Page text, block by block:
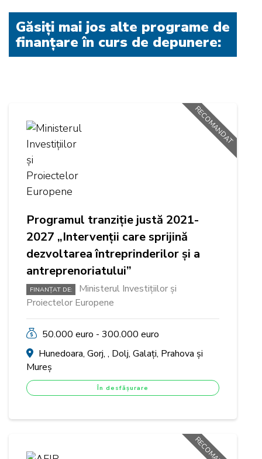
Găsiți mai jos alte programe de
finanțare în curs de depunere:
Programul tranziție justă 2021-
2027 „Intervenții care sprijină
dezvoltarea întreprinderilor și a
antreprenoriatului”
FINANȚAT DE:
Ministerul Investițiilor și
Proiectelor Europene
50.000 euro - 300.000 euro
Hunedoara, Gorj, , Dolj, Galați, Prahova și
Mureș
În desfășurare
RECOMANDAT